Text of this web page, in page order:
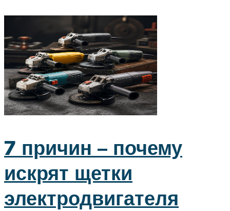
7 причин – почему
искрят щетки
электродвигателя